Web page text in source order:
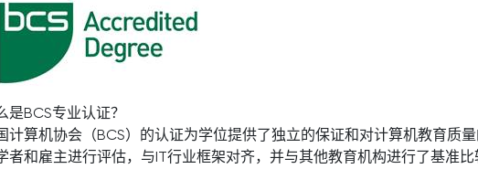
是BCS专业认证？
计算机协会（BCS）的认证为学位提供了独立的保证和对计算机教育质
者和雇主进行评估，与IT行业框架对齐，并与其他教育机构进行了基准